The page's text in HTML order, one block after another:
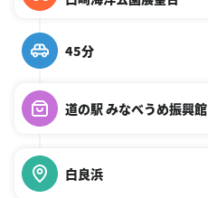
45分
道の駅 みなべうめ振興館
白良浜